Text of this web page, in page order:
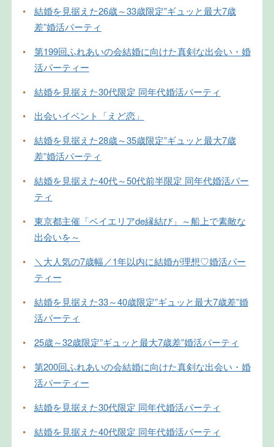
•
結婚を見据えた26歳～33歳限定”ギュッと最大7歳
差”婚活パーティ
•
第199回ふれあいの会結婚に向けた真剣な出会い・婚
活パーティー
•
結婚を見据えた30代限定 同年代婚活パーティ
•
出会いイベント「えど恋」
•
結婚を見据えた28歳～35歳限定”ギュッと最大7歳
差”婚活パーティ
•
結婚を見据えた40代～50代前半限定 同年代婚活パー
ティ
•
東京都主催「ベイエリアde縁結び」～船上で素敵な
出会いを～
•
＼大人気の7歳幅／1年以内に結婚が理想♡婚活パー
ティー
•
結婚を見据えた33～40歳限定”ギュッと最大7歳差”婚
活パーティ
•
25歳～32歳限定”ギュッと最大7歳差”婚活パーティ
•
第200回ふれあいの会結婚に向けた真剣な出会い・婚
活パーティー
•
結婚を見据えた30代限定 同年代婚活パーティ
•
結婚を見据えた40代限定 同年代婚活パーティ